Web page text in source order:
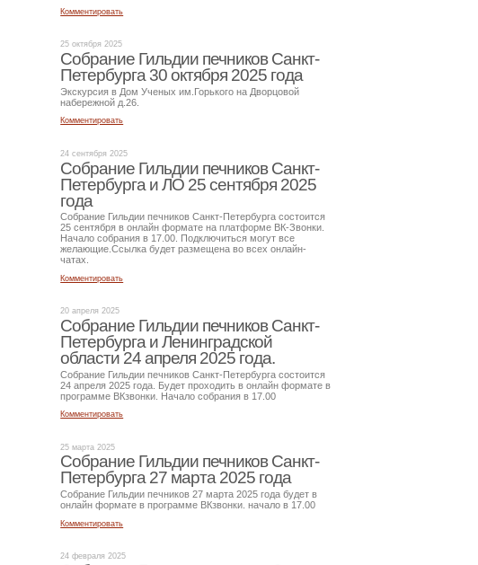
Комментировать
25 октября 2025
Собрание Гильдии печников Санкт-
Петербурга 30 октября 2025 года
Экскурсия в Дом Ученых им.Горького на Дворцовой
набережной д.26.
Комментировать
24 сентября 2025
Собрание Гильдии печников Санкт-
Петербурга и ЛО 25 сентября 2025
года
Собрание Гильдии печников Санкт-Петербурга состоится
25 сентября в онлайн формате на платформе ВК-Звонки.
Начало собрания в 17.00. Подключиться могут все
желающие.Ссылка будет размещена во всех онлайн-
чатах.
Комментировать
20 апреля 2025
Собрание Гильдии печников Санкт-
Петербурга и Ленинградской
области 24 апреля 2025 года.
Собрание Гильдии печников Санкт-Петербурга состоится
24 апреля 2025 года. Будет проходить в онлайн формате в
программе ВКзвонки. Начало собрания в 17.00
Комментировать
25 марта 2025
Собрание Гильдии печников Санкт-
Петербурга 27 марта 2025 года
Собрание Гильдии печников 27 марта 2025 года будет в
онлайн формате в программе ВКзвонки. начало в 17.00
Комментировать
24 февраля 2025